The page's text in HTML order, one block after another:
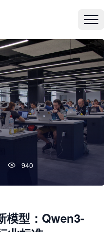
940
模型：Qwen3-